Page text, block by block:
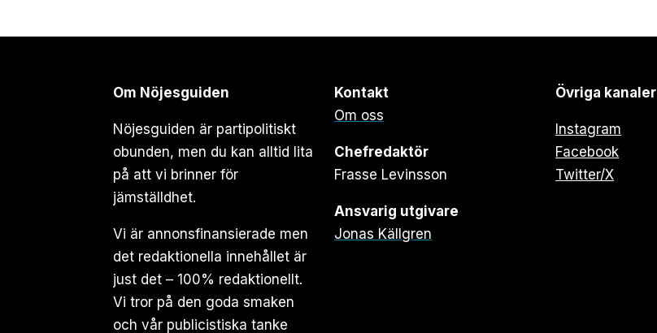
Om Nöjesguiden
Nöjesguiden är partipolitiskt
obunden, men du kan alltid lita
på att vi brinner för
jämställdhet.
Vi är annonsfinansierade men
det redaktionella innehållet är
just det – 100% redaktionellt.
Vi tror på den goda smaken
och vår publicistiska tanke
Kontakt
Om oss
Chefredaktör
Frasse Levinsson
Ansvarig utgivare
Jonas Källgren
Övriga kanaler
Instagram
Facebook
Twitter/X